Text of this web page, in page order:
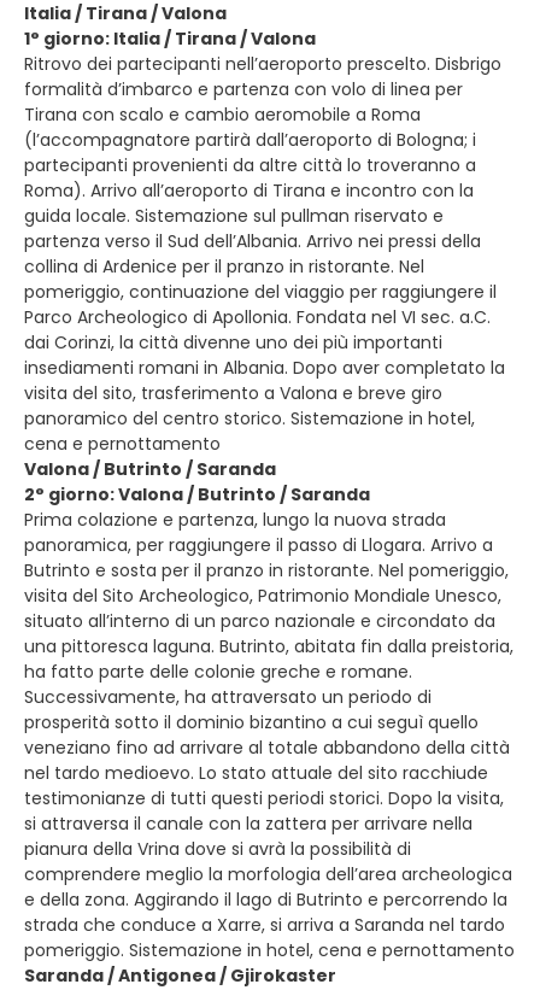
Italia / Tirana / Valona
1° giorno: Italia / Tirana / Valona
Ritrovo dei partecipanti nell’aeroporto prescelto. Disbrigo
formalità d’imbarco e partenza con volo di linea per
Tirana con scalo e cambio aeromobile a Roma
(l’accompagnatore partirà dall’aeroporto di Bologna; i
partecipanti provenienti da altre città lo troveranno a
Roma). Arrivo all’aeroporto di Tirana e incontro con la
guida locale. Sistemazione sul pullman riservato e
partenza verso il Sud dell’Albania. Arrivo nei pressi della
collina di Ardenice per il pranzo in ristorante. Nel
pomeriggio, continuazione del viaggio per raggiungere il
Parco Archeologico di Apollonia. Fondata nel VI sec. a.C.
dai Corinzi, la città divenne uno dei più importanti
insediamenti romani in Albania. Dopo aver completato la
visita del sito, trasferimento a Valona e breve giro
panoramico del centro storico. Sistemazione in hotel,
cena e pernottamento
Valona / Butrinto / Saranda
2° giorno: Valona / Butrinto / Saranda
Prima colazione e partenza, lungo la nuova strada
panoramica, per raggiungere il passo di Llogara. Arrivo a
Butrinto e sosta per il pranzo in ristorante. Nel pomeriggio,
visita del Sito Archeologico, Patrimonio Mondiale Unesco,
situato all’interno di un parco nazionale e circondato da
una pittoresca laguna. Butrinto, abitata fin dalla preistoria,
ha fatto parte delle colonie greche e romane.
Successivamente, ha attraversato un periodo di
prosperità sotto il dominio bizantino a cui seguì quello
veneziano fino ad arrivare al totale abbandono della città
nel tardo medioevo. Lo stato attuale del sito racchiude
testimonianze di tutti questi periodi storici. Dopo la visita,
si attraversa il canale con la zattera per arrivare nella
pianura della Vrina dove si avrà la possibilità di
comprendere meglio la morfologia dell’area archeologica
e della zona. Aggirando il lago di Butrinto e percorrendo la
strada che conduce a Xarre, si arriva a Saranda nel tardo
pomeriggio. Sistemazione in hotel, cena e pernottamento
Saranda / Antigonea / Gjirokaster